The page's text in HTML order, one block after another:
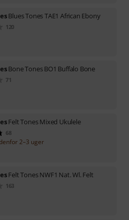
Blues Tones TAE1 African Ebony
120
Bone Tones BO1 Buffalo Bone
71
Felt Tones Mixed Ukulele
68
2–3 uger
Felt Tones NWF1 Nat. Wl. Felt
163